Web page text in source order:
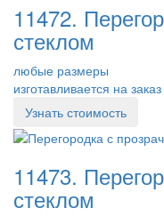
11472.
стеклом
любые размеры
изготавливается на заказ
Узнать стоимость
11473.
стеклом